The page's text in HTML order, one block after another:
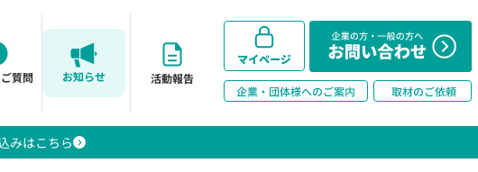
質問 お知らせ 活動報告
みはこちら